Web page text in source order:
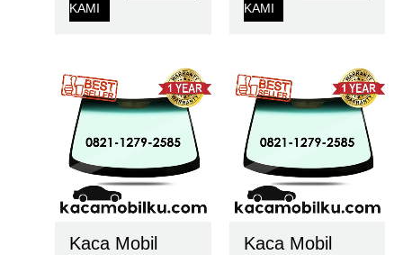
KAMI
KAMI
Kaca Mobil
Kaca Mobil